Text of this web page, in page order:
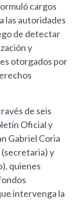
cargos
las autoridades
de detectar
y
otorgados por
de seis
Oficial y
Gabriel Coria
y
quienes
intervenga la